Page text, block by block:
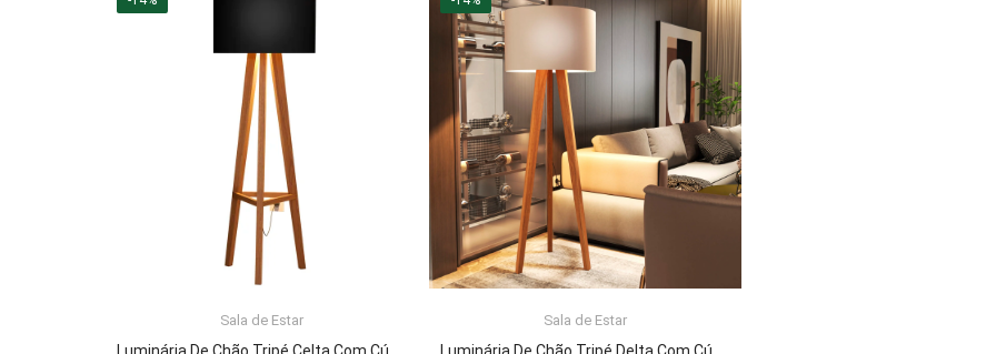
Sala de Estar
ADICIONAR AO CARRINHO
Sala de Estar
LER MAIS